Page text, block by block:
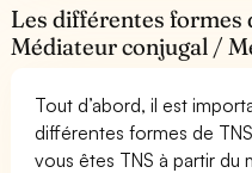
Les différentes formes
Médiateur conjugal /
Tout d’abord, il est
différentes formes de
vous êtes TNS à partir du